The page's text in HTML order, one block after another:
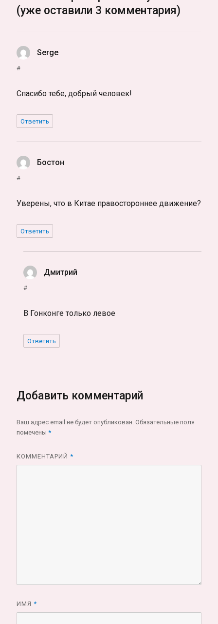
(уже оставили 3 комментария)
Serge
#
Спасибо тебе, добрый человек!
Ответить
Бостон
#
Уверены, что в Китае правостороннее движение?
Ответить
Дмитрий
#
В Гонконге только левое
Ответить
Добавить комментарий
Ваш адрес email не будет опубликован. Обязательные поля
помечены*
КОММЕНТАРИЙ*
ИМЯ*